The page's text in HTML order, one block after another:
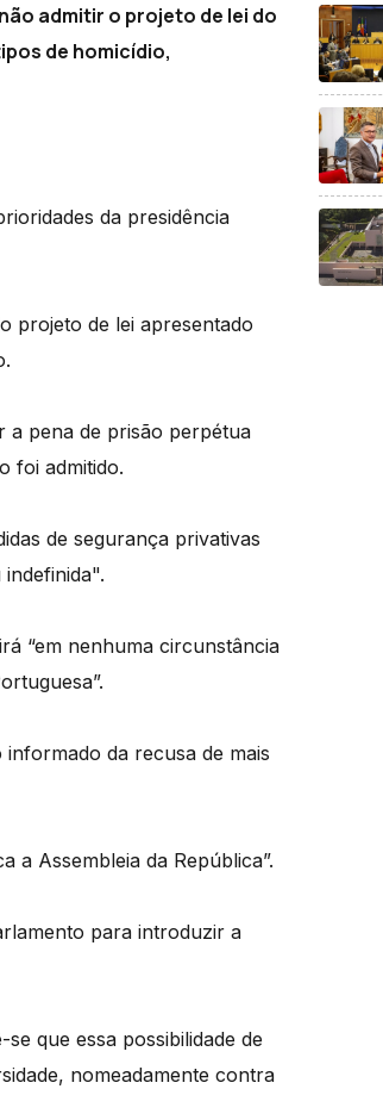
admitir o projeto de lei do
de homicídio,
da presidência
projeto de lei apresentado
a pena de prisão perpétua
foi admitido.
de segurança privativas
“em nenhuma circunstância
da recusa de mais
a Assembleia da República”.
para introduzir a
que essa possibilidade de
nomeadamente contra